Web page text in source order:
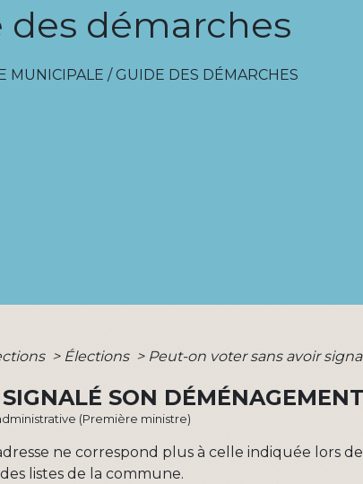
des démarches
MUNICIPALE / GUIDE DES DÉMARCHES
> Élections > Peut-on voter sans avoir
SON
(Première ministre)
ne correspond plus à celle indiquée lors
listes de la commune.